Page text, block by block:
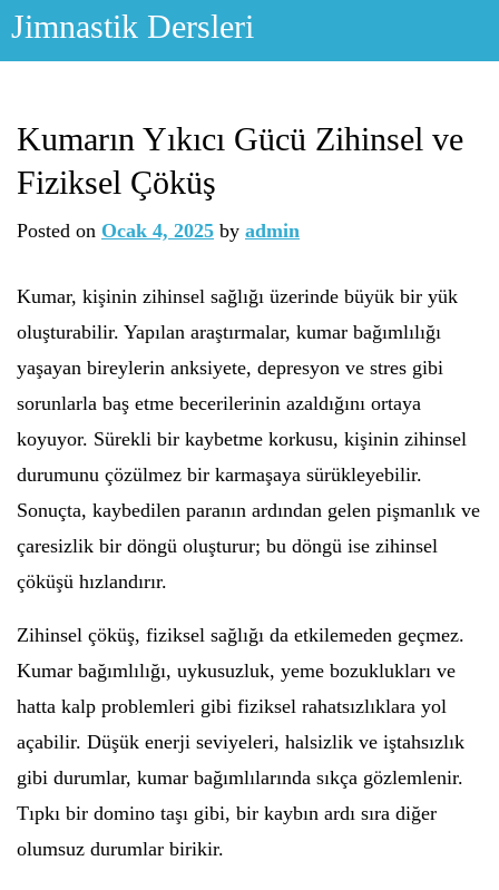
Skip
Jimnastik Dersleri
Kumarın Yıkıcı Gücü Zihinsel ve
Fiziksel Çöküş
Posted on Ocak 4, 2025 by admin
Kumar, kişinin zihinsel sağlığı üzerinde büyük bir yük
oluşturabilir. Yapılan araştırmalar, kumar bağımlılığı
yaşayan bireylerin anksiyete, depresyon ve stres gibi
sorunlarla baş etme becerilerinin azaldığını ortaya
koyuyor. Sürekli bir kaybetme korkusu, kişinin zihinsel
durumunu çözülmez bir karmaşaya sürükleyebilir.
Sonuçta, kaybedilen paranın ardından gelen pişmanlık ve
çaresizlik bir döngü oluşturur; bu döngü ise zihinsel
çöküşü hızlandırır.
Zihinsel çöküş, fiziksel sağlığı da etkilemeden geçmez.
Kumar bağımlılığı, uykusuzluk, yeme bozuklukları ve
hatta kalp problemleri gibi fiziksel rahatsızlıklara yol
açabilir. Düşük enerji seviyeleri, halsizlik ve iştahsızlık
gibi durumlar, kumar bağımlılarında sıkça gözlemlenir.
Tıpkı bir domino taşı gibi, bir kaybın ardı sıra diğer
olumsuz durumlar birikir.